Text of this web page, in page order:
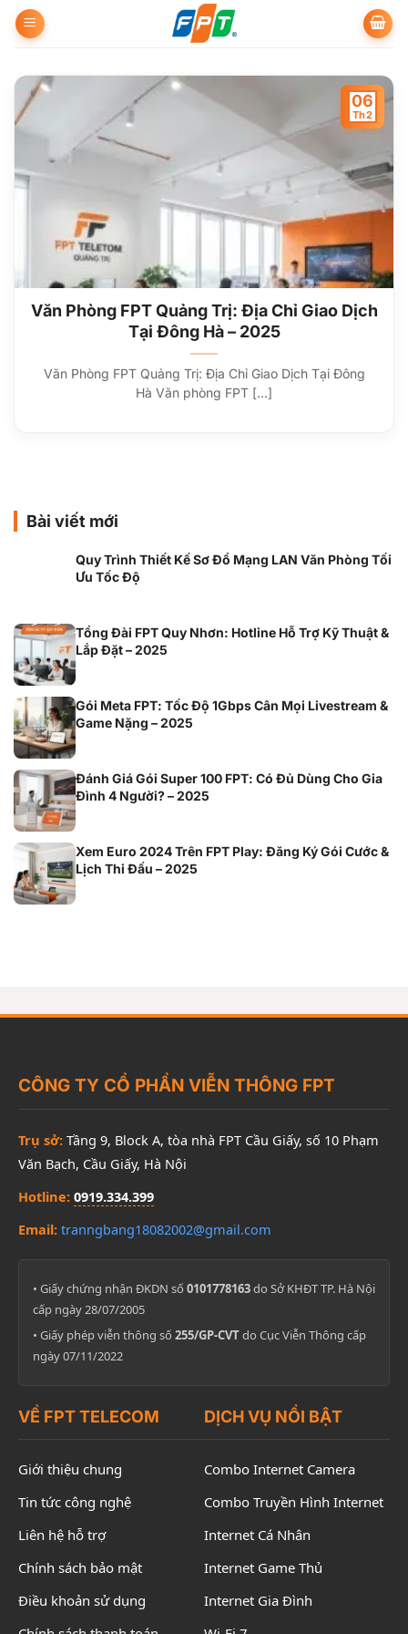
qua
dung
Văn Phòng FPT Quảng Trị: Địa Chỉ Giao Dịch
Tại Đông Hà – 2025
Văn Phòng FPT Quảng Trị: Địa Chỉ Giao Dịch Tại Đông
Hà Văn phòng FPT [...]
06
Th2
Bài viết mới
Quy Trình Thiết Kế Sơ Đồ Mạng LAN Văn Phòng Tối
Ưu Tốc Độ
Tổng Đài FPT Quy Nhơn: Hotline Hỗ Trợ Kỹ Thuật &
Lắp Đặt – 2025
Gói Meta FPT: Tốc Độ 1Gbps Cân Mọi Livestream &
Game Nặng – 2025
Đánh Giá Gói Super 100 FPT: Có Đủ Dùng Cho Gia
Đình 4 Người? – 2025
Xem Euro 2024 Trên FPT Play: Đăng Ký Gói Cước &
Lịch Thi Đấu – 2025
CÔNG TY CỔ PHẦN VIỄN THÔNG FPT
Trụ sở: Tầng 9, Block A, tòa nhà FPT Cầu Giấy, số 10 Phạm
Văn Bạch, Cầu Giấy, Hà Nội
Hotline: 0919.334.399
Email: tranngbang18082002@gmail.com
• Giấy chứng nhận ĐKDN số 0101778163do Sở KHĐT TP. Hà Nội
cấp ngày 28/07/2005
• Giấy phép viễn thông số 255/GP-CVTdo Cục Viễn Thông cấp
ngày 07/11/2022
VỀ FPT TELECOM
Giới thiệu chung
Tin tức công nghệ
Liên hệ hỗ trợ
Chính sách bảo mật
Điều khoản sử dụng
DỊCH VỤ NỔI BẬT
Combo Internet Camera
Combo Truyền Hình Internet
Internet Cá Nhân
Internet Game Thủ
Internet Gia Đình